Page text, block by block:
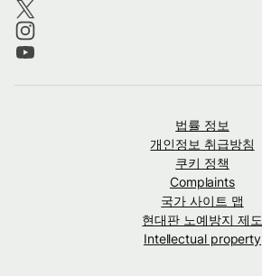
법률 정보
개인정보 취급방침
쿠키 정책
Complaints
국가 사이트 맵
현대판 노예방지 제도
Intellectual property